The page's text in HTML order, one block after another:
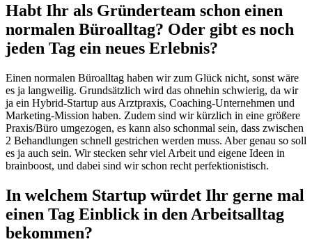
Habt Ihr als Gründerteam schon einen
normalen Büroalltag? Oder gibt es noch
jeden Tag ein neues Erlebnis?
Einen normalen Büroalltag haben wir zum Glück nicht, sonst wäre
es ja langweilig. Grundsätzlich wird das ohnehin schwierig, da wir
ja ein Hybrid-Startup aus Arztpraxis, Coaching-Unternehmen und
Marketing-Mission haben. Zudem sind wir kürzlich in eine größere
Praxis/Büro umgezogen, es kann also schonmal sein, dass zwischen
2 Behandlungen schnell gestrichen werden muss. Aber genau so soll
es ja auch sein. Wir stecken sehr viel Arbeit und eigene Ideen in
brainboost, und dabei sind wir schon recht perfektionistisch.
In welchem Startup würdet Ihr gerne mal
einen Tag Einblick in den Arbeitsalltag
bekommen?